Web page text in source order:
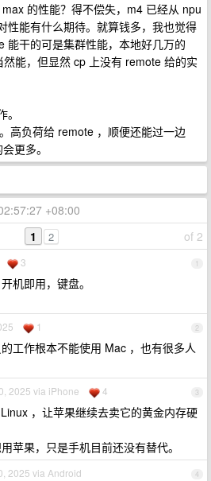
的性能？得不偿失，m4 已经从 npu
性能有什么期待。就算钱多，我也觉得
能干的可是集群性能，本地好几万的
能，但显然 cp 上没有 remote 给的实
高负荷给 remote ，顺便还能过一边
更多。
+08:00
of 2
1 2
1
3
机即用，键盘。
2
1
工作根本不能使用 Mac ，也有很多人
3
2025 via iPhone 4
，让苹果继续去卖它的黄金内存硬
苹果，只是手机目前还没有替代。
4
2025 via Android